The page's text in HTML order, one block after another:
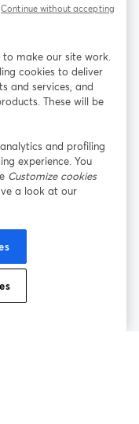
く
YouTube
新しいタブで開く
ーム利用規約
キーポリシー
to make our site work.
cookies to deliver
and services, and
These will be
and profiling
experience. You
Customize cookies
a look at our
Continue without accepting